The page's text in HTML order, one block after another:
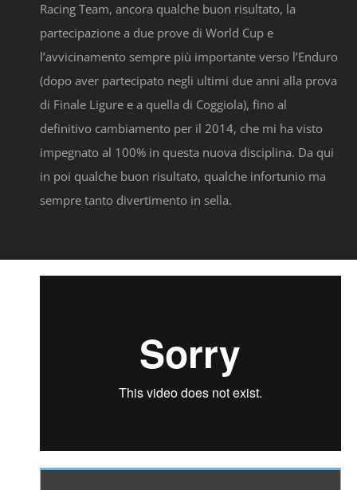
Racing Team, ancora qualche buon risultato, la
partecipazione a due prove di World Cup e
l’avvicinamento sempre più importante verso l’Enduro
(dopo aver partecipato negli ultimi due anni alla prova
di Finale Ligure e a quella di Coggiola), fino al
definitivo cambiamento per il 2014, che mi ha visto
impegnato al 100% in questa nuova disciplina. Da qui
in poi qualche buon risultato, qualche infortunio ma
sempre tanto divertimento in sella.